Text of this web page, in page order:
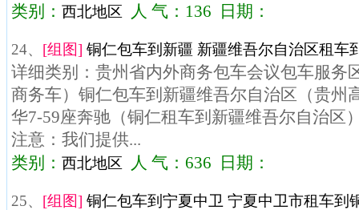
类别： 西北地区 人 气：136 日期：
24、 [组图] 铜仁包车到新疆 新疆维吾尔自治区租车
详细类别：贵州省内外商务包车会议包车服务
商务车）铜仁包车到新疆维吾尔自治区（贵州
华7-59座奔驰（铜仁租车到新疆维吾尔自治区
注意：我们提供...
类别： 西北地区 人 气：636 日期：
25、 [组图] 铜仁包车到宁夏中卫 宁夏中卫市租车到